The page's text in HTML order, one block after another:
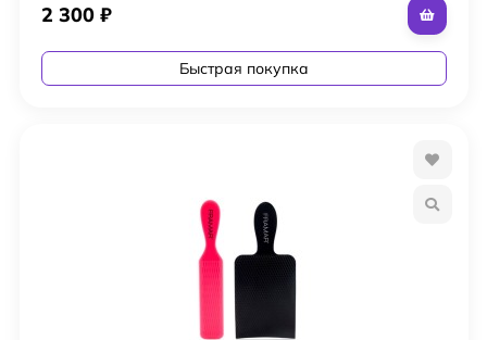
2 300 ₽
Быстрая покупка